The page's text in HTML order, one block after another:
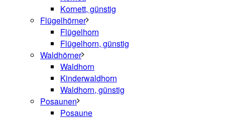
Kornett, günstig
Flügelhörner
Flügelhorn
Flügelhorn, günstig
Waldhörner
Waldhorn
Kinderwaldhorn
Waldhorn, günstig
Posaunen
Posaune